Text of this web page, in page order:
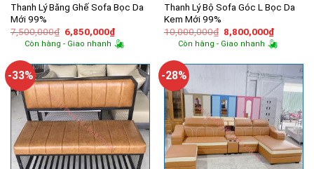
Thanh Lý Băng Ghế Sofa Bọc Da
Mới 99%
7,500,000₫ Giá
gốc
là:
6,850,000₫Giá
hiện
tại
6,850,000₫.
Còn hàng - Giao nhanh
Thanh Lý Bộ Sofa Góc L Bọc Da
Kem Mới 99%
10,000,000₫ Giá
gốc
là:
8,800,000₫Giá
hiện
tại
Còn hàng - Giao nhanh
-33% -28%